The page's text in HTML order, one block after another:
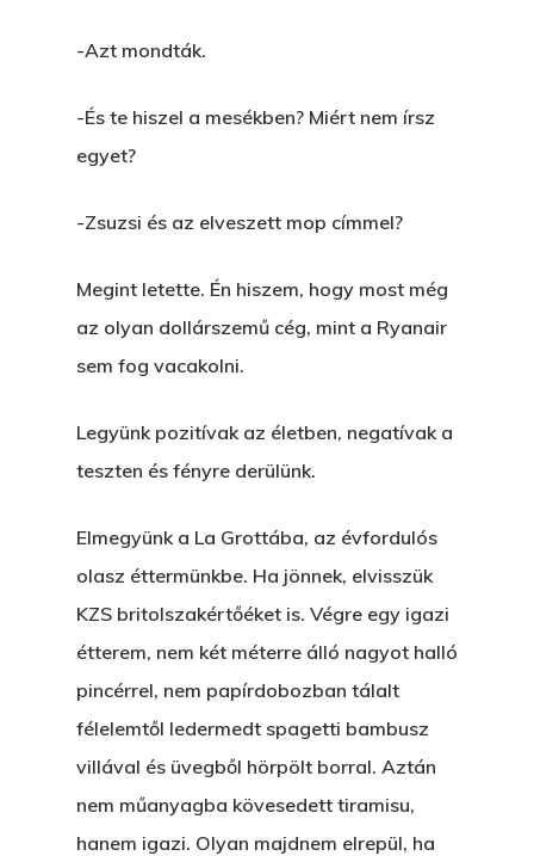
-Azt mondták.
-És te hiszel a mesékben? Miért nem írsz
egyet?
-Zsuzsi és az elveszett mop címmel?
Megint letette. Én hiszem, hogy most még
az olyan dollárszemű cég, mint a Ryanair
sem fog vacakolni.
Legyünk pozitívak az életben, negatívak a
teszten és fényre derülünk.
Elmegyünk a La Grottába, az évfordulós
olasz éttermünkbe. Ha jönnek, elvisszük
KZS britolszakértőéket is. Végre egy igazi
étterem, nem két méterre álló nagyot halló
pincérrel, nem papírdobozban tálalt
félelemtől ledermedt spagetti bambusz
villával és üvegből hörpölt borral. Aztán
nem műanyagba kövesedett tiramisu,
hanem igazi. Olyan majdnem elrepül, ha
Főoldal
Könyveim
A Veszett Ügy
Szerelem És…
A Jóember
A Vér Nem Válik Vízzé
Egy Nyár
Novellák
Novellák
Álomszekrény
Eltojtuk Nyuszi
A PESTIA
Az Elveszett Fejezet
Rólam
Blog
Feliratkozás
Kapcsolat
Bakker Gyuri